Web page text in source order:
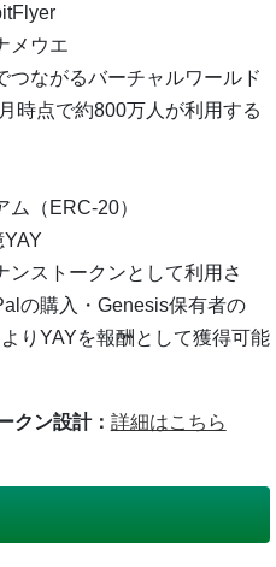
メウエ
つながるバーチャルワールド
時点で約800万人が利用する
ム（ERC-20）
ンストークンとして利用さ
の購入・Genesis保有者の
りYAYを報酬として獲得可能
クン設計： 詳細はこちら